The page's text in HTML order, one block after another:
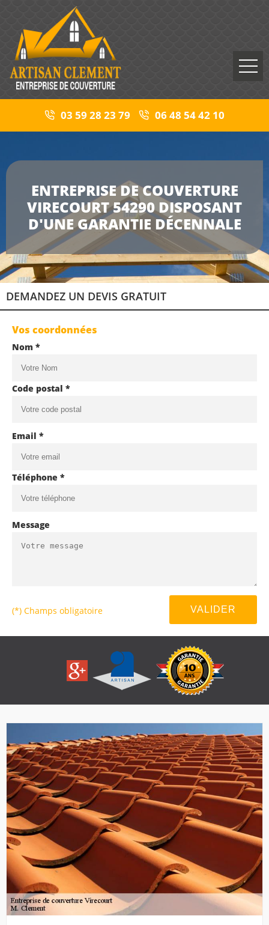
03 59 28 23 79 06 48 54 42 10
ENTREPRISE DE COUVERTURE
VIRECOURT 54290 DISPOSANT
D'UNE GARANTIE DÉCENNALE
DEMANDEZ UN DEVIS GRATUIT
Vos coordonnées
Nom *
Code postal *
Email *
Téléphone *
Message
(*) Champs obligatoire